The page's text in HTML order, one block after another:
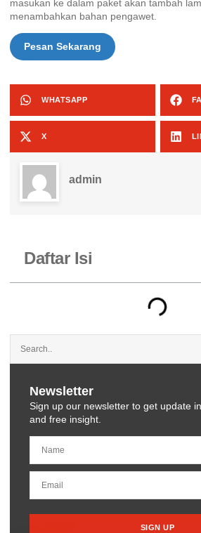
masukan ke dalam paket akan tambah
menambahkan bahan pengawet.
Pesan Sekarang
WHATSAPP
X
admin
Daftar Isi
Newsletter
Sign up our newsletter to get update
and free insight.
SIGN UP